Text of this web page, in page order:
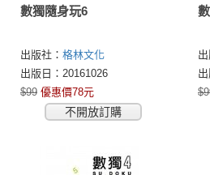
數獨隨身玩6
出版社： 格林文化
出版日：20161026
$99 優惠價78元
不開放訂購
出